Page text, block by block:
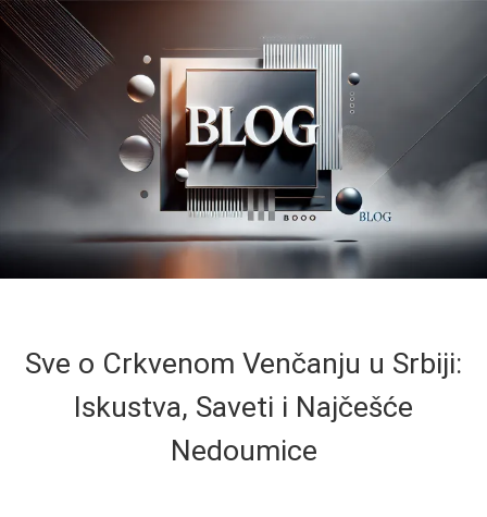
Sve o Crkvenom Venčanju u Srbiji:
Iskustva, Saveti i Najčešće
Nedoumice